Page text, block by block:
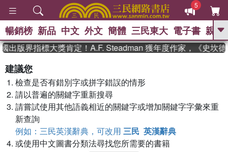
5
GO
史是一群喵 、
獎 臺灣漫遊錄
登輝時代 、 數學女孩：黎曼猜想 、
暢銷榜 新品 中文 外文 簡體 三民東大 電子書 親子
出版界指標大獎肯定！A.F. Steadman 獲年度作家，《史坎
建議您
檢查是否有錯別字或拼字錯誤的情形
請以普遍的關鍵字重新搜尋
請嘗試使用其他語義相近的關鍵字或增加關鍵字字彙來重
新查詢
例如：三民英漢辭典，可改用 三民 英漢辭典
或使用中文圖書分類法尋找您所需要的書籍